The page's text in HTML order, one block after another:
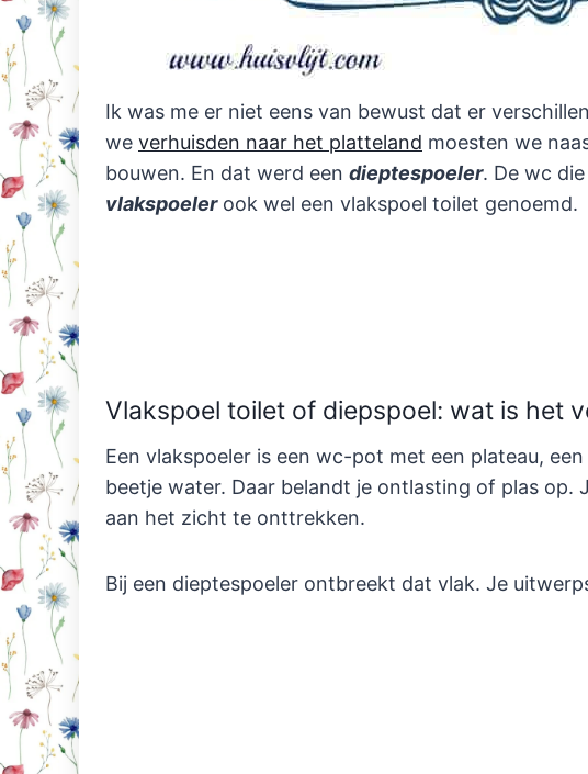
Ik was me er niet eens van bewust dat er
we verhuisden naar het platteland moesten we
bouwen. En dat werd een dieptespoeler. De wc
vlakspoelerook wel een vlakspoel toilet genoemd.
Vlakspoel toilet of diepspoel: wat is het
Een vlakspoeler is een wc-pot met een plateau,
beetje water. Daar belandt je ontlasting of plas
aan het zicht te onttrekken.
Bij een dieptespoeler ontbreekt dat vlak. Je